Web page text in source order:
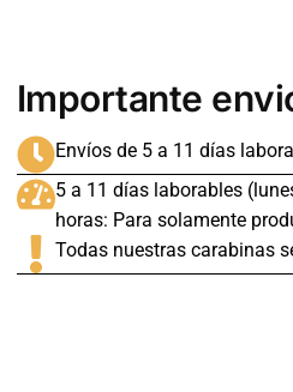
Importante
Envíos de 5 a 11 días
5 a 11 días laborables
horas: Para solamente
Todas nuestras carabinas